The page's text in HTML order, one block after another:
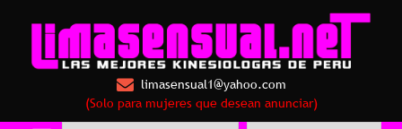
limasensual1@yahoo.com
(Solo para mujeres que desean anunciar)